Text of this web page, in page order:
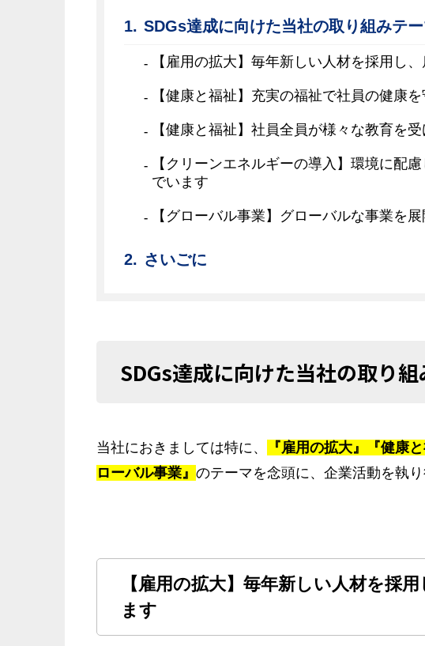
SDGs達成に向けた当社の取り組みテ
【雇用の拡大】毎年新しい人材を採用し
【健康と福祉】充実の福祉で社員の健康
【健康と福祉】社員全員が様々な教育を
【クリーンエネルギーの導入】環境に配
でいます
【グローバル事業】グローバルな事業を
さいごに
SDGs達成に向けた当社の取り
当社におきましては特に、
『雇用の拡大』『健康
ローバル事業』 のテーマを念頭に、企業活動を執り
【雇用の拡大】毎年新しい人材を採
ます